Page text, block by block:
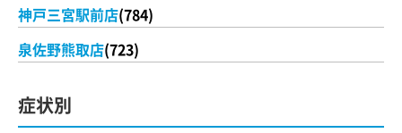
神戸三宮駅前店(784)
泉佐野熊取店(723)
症状別